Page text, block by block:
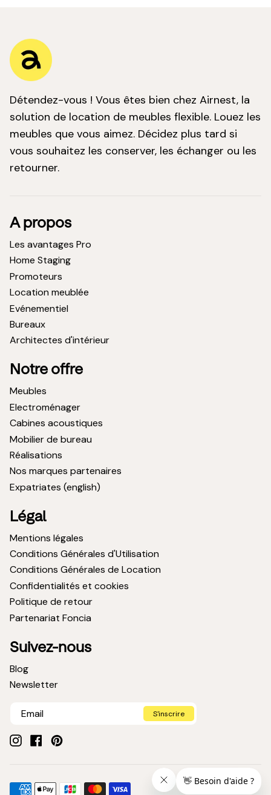
Détendez-vous ! Vous êtes bien chez Airnest, la
solution de location de meubles flexible. Louez les
meubles que vous aimez. Décidez plus tard si
vous souhaitez les conserver, les échanger ou les
retourner.
A propos
Les avantages Pro
Home Staging
Promoteurs
Location meublée
Evénementiel
Bureaux
Architectes d'intérieur
Notre offre
Meubles
Electroménager
Cabines acoustiques
Mobilier de bureau
Réalisations
Nos marques partenaires
Expatriates (english)
Légal
Mentions légales
Conditions Générales d'Utilisation
Conditions Générales de Location
Confidentialités et cookies
Politique de retour
Partenariat Foncia
Suivez-nous
Blog
Newsletter
S'inscrire